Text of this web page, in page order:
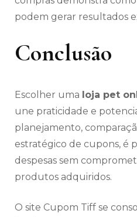
podem gerar resultados
Conclusão
Escolher uma loja pet
une praticidade e
planejamento,
estratégico de cupons, é
despesas sem
produtos adquiridos.
O site Cupom Tiff se